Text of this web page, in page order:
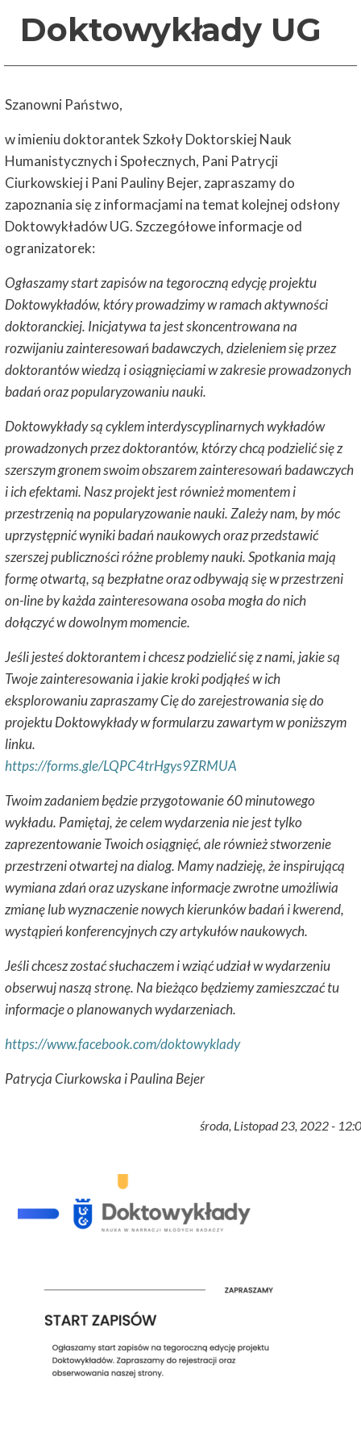
Doktowykłady UG
Szanowni Państwo,
w imieniu doktorantek Szkoły Doktorskiej Nauk
Humanistycznych i Społecznych, Pani Patrycji
Ciurkowskiej i Pani Pauliny Bejer, zapraszamy do
zapoznania się z informacjami na temat kolejnej odsłony
Doktowykładów UG. Szczegółowe informacje od
ogranizatorek:
Ogłaszamy start zapisów na tegoroczną edycję projektu
Doktowykładów, który prowadzimy w ramach aktywności
doktoranckiej. Inicjatywa ta jest skoncentrowana na
rozwijaniu zainteresowań badawczych, dzieleniem się przez
doktorantów wiedzą i osiągnięciami w zakresie prowadzonych
badań oraz popularyzowaniu nauki.
Doktowykłady są cyklem interdyscyplinarnych wykładów
prowadzonych przez doktorantów, którzy chcą podzielić się z
szerszym gronem swoim obszarem zainteresowań badawczych
i ich efektami. Nasz projekt jest również momentem i
przestrzenią na popularyzowanie nauki. Zależy nam, by móc
uprzystępnić wyniki badań naukowych oraz przedstawić
szerszej publiczności różne problemy nauki. Spotkania mają
formę otwartą, są bezpłatne oraz odbywają się w przestrzeni
on-line by każda zainteresowana osoba mogła do nich
dołączyć w dowolnym momencie.
Jeśli jesteś doktorantem i chcesz podzielić się z nami, jakie są
Twoje zainteresowania i jakie kroki podjąłeś w ich
eksplorowaniu zapraszamy Cię do zarejestrowania się do
projektu Doktowykłady w formularzu zawartym w poniższym
linku.
https://forms.gle/LQPC4trHgys9ZRMUA
Twoim zadaniem będzie przygotowanie 60 minutowego
wykładu. Pamiętaj, że celem wydarzenia nie jest tylko
zaprezentowanie Twoich osiągnięć, ale również stworzenie
przestrzeni otwartej na dialog. Mamy nadzieję, że inspirującą
wymiana zdań oraz uzyskane informacje zwrotne umożliwia
zmianę lub wyznaczenie nowych kierunków badań i kwerend,
wystąpień konferencyjnych czy artykułów naukowych.
Jeśli chcesz zostać słuchaczem i wziąć udział w wydarzeniu
obserwuj naszą stronę. Na bieżąco będziemy zamieszczać tu
informacje o planowanych wydarzeniach.
https://www.facebook.com/doktowyklady
Patrycja Ciurkowska i Paulina Bejer
środa, Listopad 23, 2022 -